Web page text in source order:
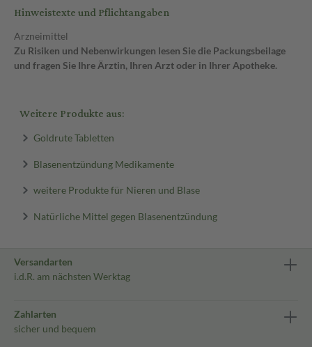
Hinweistexte und Pflichtangaben
Arzneimittel
Zu Risiken und Nebenwirkungen lesen Sie die Packungsbeilage
und fragen Sie Ihre Ärztin, Ihren Arzt oder in Ihrer Apotheke.
Weitere Produkte aus:
Goldrute Tabletten
Blasenentzündung Medikamente
weitere Produkte für Nieren und Blase
Natürliche Mittel gegen Blasenentzündung
Versandarten
i.d.R. am nächsten Werktag
Zahlarten
sicher und bequem